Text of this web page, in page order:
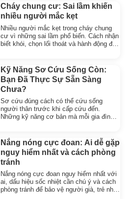
Cháy chung cư: Sai lầm khiến
nhiều người mắc kẹt
Nhiều người mắc kẹt trong cháy chung
cư vì những sai lầm phổ biến. Cách nhận
biết khói, chọn lối thoát và hành động để
Kỹ Năng Sơ Cứu Sống Còn:
Bạn Đã Thực Sự Sẵn Sàng
Chưa?
Sơ cứu đúng cách có thể cứu sống
người thân trước khi cấp cứu đến.
Những kỹ năng cơ bản mà mỗi gia đình
Nắng nóng cực đoan: Ai dễ gặp
nguy hiểm nhất và cách phòng
tránh
Nắng nóng cực đoan nguy hiểm nhất với
ai, dấu hiệu sốc nhiệt cần chú ý và cách
phòng tránh để bảo vệ người già, trẻ nhỏ